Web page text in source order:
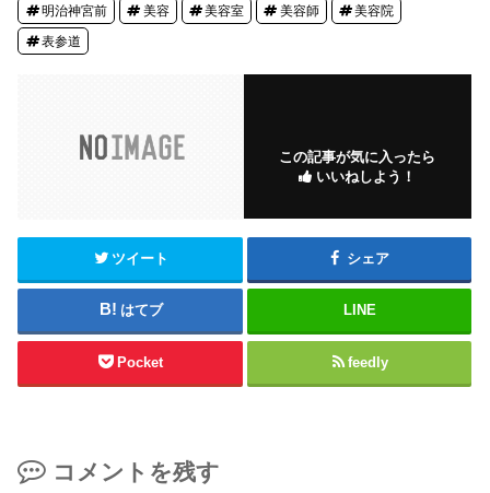
明治神宮前 美容 美容室 美容師 美容院
表参道
この記事が気に入ったら
いいねしよう！
ツイート シェア
はてブ LINE
Pocket feedly
コメントを残す